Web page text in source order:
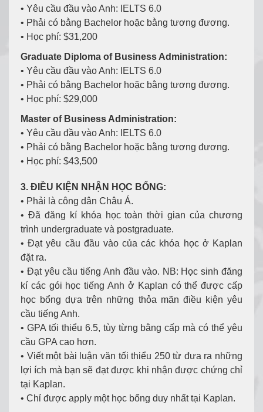
• Yêu cầu đầu vào Anh: IELTS 6.0
• Phải có bằng Bachelor hoặc bằng tương đương.
• Học phí: $31,200
Graduate Diploma of Business Administration:
• Yêu cầu đầu vào Anh: IELTS 6.0
• Phải có bằng Bachelor hoặc bằng tương đương.
• Học phí: $29,000
Master of Business Administration:
• Yêu cầu đầu vào Anh: IELTS 6.0
• Phải có bằng Bachelor hoặc bằng tương đương.
• Học phí: $43,500
3. ĐIỀU KIỆN NHẬN HỌC BỔNG:
• Phải là công dân Châu Á.
• Đã đăng kí khóa học toàn thời gian của chương
trình undergraduate và postgraduate.
• Đạt yêu cầu đầu vào của các khóa học ở Kaplan
đặt ra.
• Đạt yêu cầu tiếng Anh đầu vào. NB: Học sinh đăng
kí các gói học tiếng Anh ở Kaplan có thể được cấp
học bổng dựa trên những thỏa mãn điều kiện yêu
cầu tiếng Anh.
• GPA tối thiểu 6.5, tùy từng bằng cấp mà có thể yêu
cầu GPA cao hơn.
• Viết một bài luận văn tối thiểu 250 từ đưa ra những
lợi ích mà bạn sẽ đạt được khi nhận được chứng chỉ
tại Kaplan.
• Chỉ được apply một học bổng duy nhất tại Kaplan.